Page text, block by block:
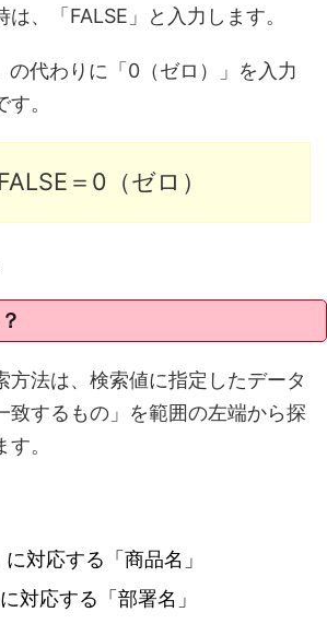
、「FALSE」と入力します。
の代わりに「0（ゼロ）」を入力
。
＝0（ゼロ）
方法は、検索値に指定したデータ
致するもの」を範囲の左端から探
。
に対応する「商品名」
対応する「部署名」